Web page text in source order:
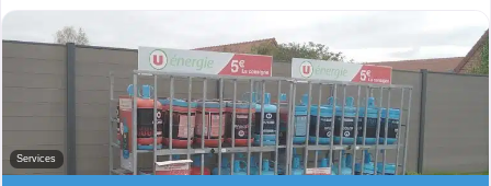
Services